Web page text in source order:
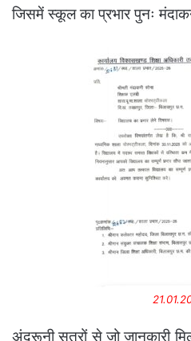
जिसमें स्कूल का प्रभार पुनः
अंदरूनी सूत्रों से जो जानकारी